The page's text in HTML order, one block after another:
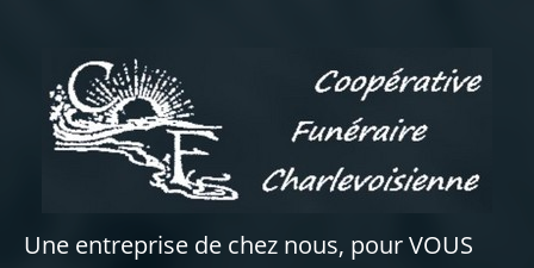
Une entreprise de chez nous, pour VOUS